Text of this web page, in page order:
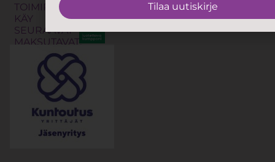
TOIMIPISTEISSÄMME
KÄY
SEURAAVAT
MAKSUTAVAT:
Koulutukset
Tilaa uutiskirje